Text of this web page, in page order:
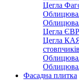
Цегла
Цегла
Цегла
Фасадна плитка